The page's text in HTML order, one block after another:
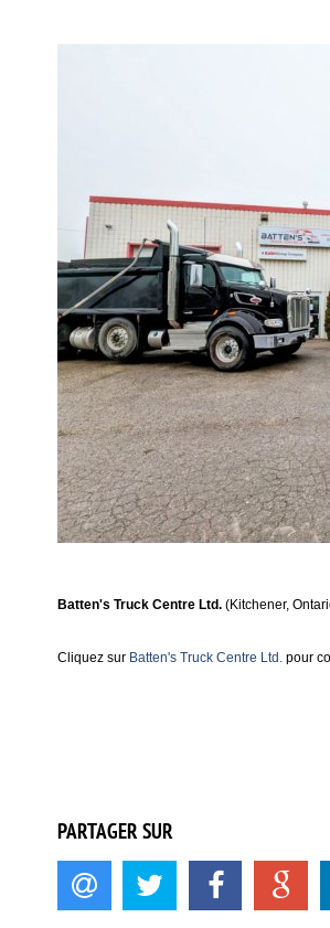
Batten's Truck Centre Ltd. (Kitchener,
Cliquez sur Batten's Truck Centre Ltd. pour
PARTAGER SUR